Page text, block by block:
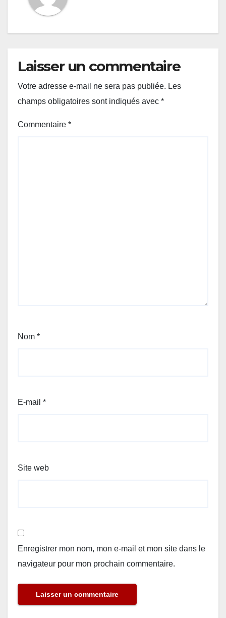
Laisser un commentaire
Votre adresse e-mail ne sera pas publiée. Les
champs obligatoires sont indiqués avec *
Commentaire *
Nom *
E-mail *
Site web
Enregistrer mon nom, mon e-mail et mon site dans le
navigateur pour mon prochain commentaire.